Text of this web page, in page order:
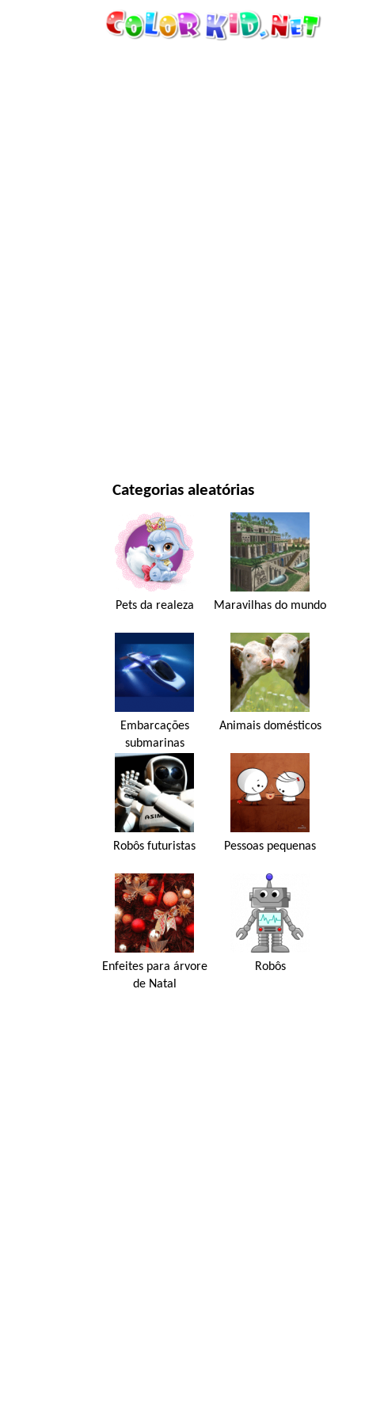
Categorias aleatórias
Pets da realeza Maravilhas do mundo
Embarcações
submarinas
Animais domésticos
Robôs futuristas Pessoas pequenas
Enfeites para árvore
de Natal
Robôs